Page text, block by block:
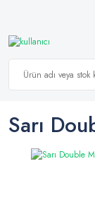
Sarı